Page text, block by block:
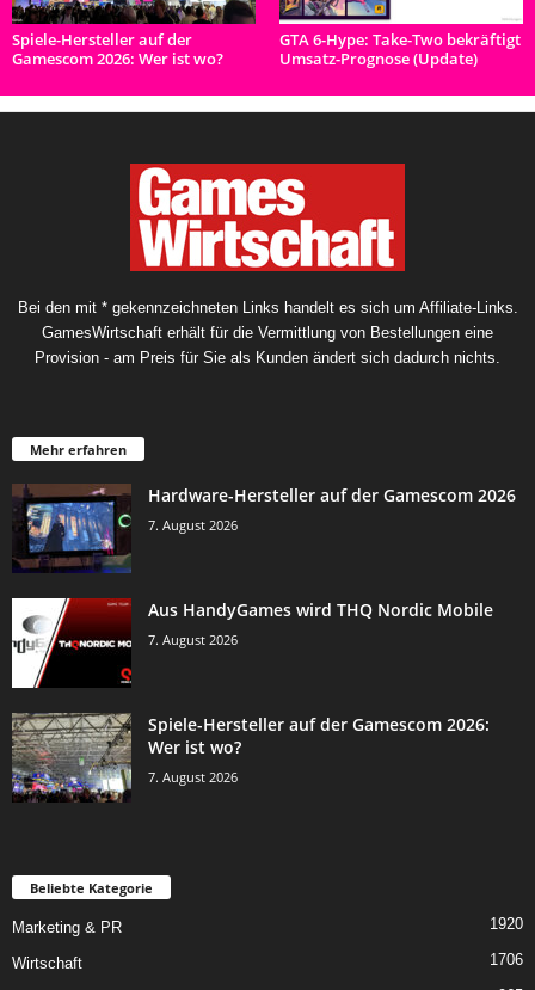
Spiele-Hersteller auf der
Gamescom 2026: Wer ist wo?
GTA 6-Hype: Take-Two bekräftigt
Umsatz-Prognose (Update)
Bei den mit * gekennzeichneten Links handelt es sich um Affiliate-Links.
GamesWirtschaft erhält für die Vermittlung von Bestellungen eine
Provision - am Preis für Sie als Kunden ändert sich dadurch nichts.
Mehr erfahren
Hardware-Hersteller auf der Gamescom 2026
7. August 2026
Aus HandyGames wird THQ Nordic Mobile
7. August 2026
Spiele-Hersteller auf der Gamescom 2026:
Wer ist wo?
7. August 2026
Beliebte Kategorie
Marketing & PR 1920
Wirtschaft
1706